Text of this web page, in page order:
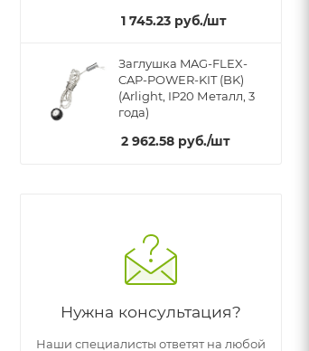
1 745.23 руб./шт
Заглушка MAG-FLEX-
CAP-POWER-KIT (BK)
(Arlight, IP20 Металл, 3
года)
2 962.58 руб./шт
Нужна консультация?
Наши специалисты ответят на любой